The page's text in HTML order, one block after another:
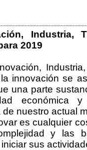
Industria,
2019
innovación se
una parte
nuestro actual
es cualquier
y las
sus